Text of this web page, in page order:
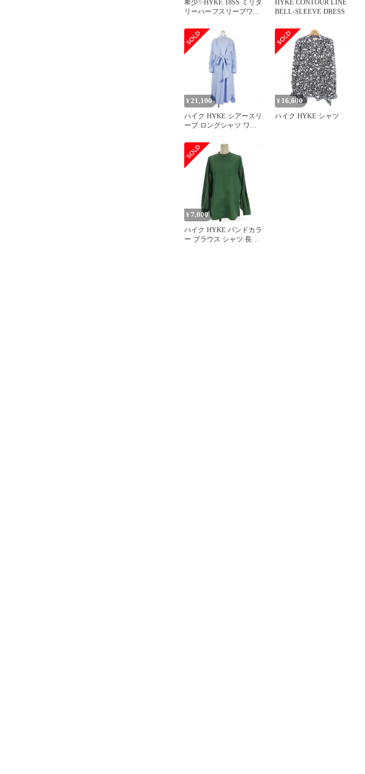
希少✨HYKE 18SS ミリタ
リーハーフスリーブワン
HYKE CONTOUR LINE
BELL-SLEEVE DRESS
¥ 21,100
ハイク HYKE シアースリ
ーブ ロングシャツ ワン
ー
¥ 16,600
ハイク HYKE シャツ
¥ 7,000
ハイク HYKE バンドカラ
ー ブラウス シャツ 長袖